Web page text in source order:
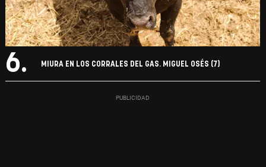
6. MIURA EN LOS CORRALES DEL GAS. MIGUEL OSÉS (7)